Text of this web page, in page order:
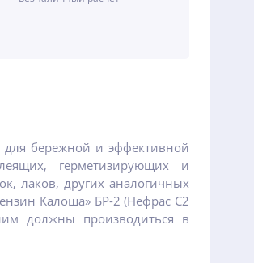
для бережной и эффективной
герметизирующих и
лаков, других аналогичных
Калоша» БР-2 (Нефрас С2
должны производиться в